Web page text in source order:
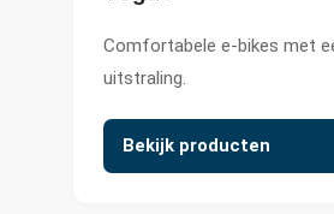
Comfortabele e-bikes met
uitstraling.
Bekijk producten